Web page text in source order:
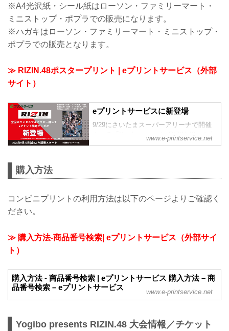
※A4光沢紙・シール紙はローソン・ファミリーマート・
ミニストップ・ポプラでの販売になります。
※ハガキはローソン・ファミリーマート・ミニストップ・
ポプラでの販売となります。
≫ RIZIN.48ポスタープリント | eプリントサービス（外部
サイト）
eプリントサービスに新登場
9/29にさいたまスーパーアリーナで開催
される「Yogibo presents RIZIN.48」の大
会ポスターが登場！出場する全選手が集
www.e-printservice.net
購入方法
コンビニプリントの利用方法は以下のページよりご確認く
ださい。
≫ 購入方法-商品番号検索| eプリントサービス（外部サイ
ト）
購入方法 - 商品番号検索 | eプリントサービス 購入方法 – 商
品番号検索 – eプリントサービス
www.e-printservice.net
Yogibo presents RIZIN.48 大会情報／チケット